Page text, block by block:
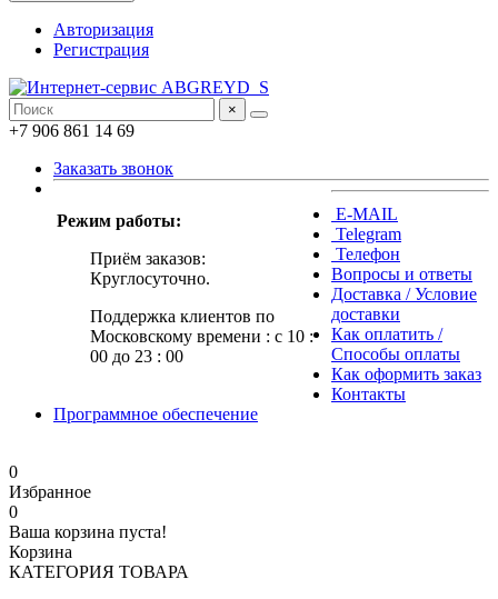
Авторизация
Регистрация
×
+7 906 861 14 69
Заказать звонок
Режим работы:
Приём заказов:
Круглосуточно.
Поддержка клиентов по
Московскому времени : с 10 :
00 до 23 : 00
E-MAIL
Telegram
Телефон
Вопросы и ответы
Доставка / Условие
доставки
Как оплатить /
Способы оплаты
Как оформить заказ
Контакты
Программное обеспечение
0
Избранное
0
Ваша корзина пуста!
Корзина
КАТЕГОРИЯ ТОВАРА